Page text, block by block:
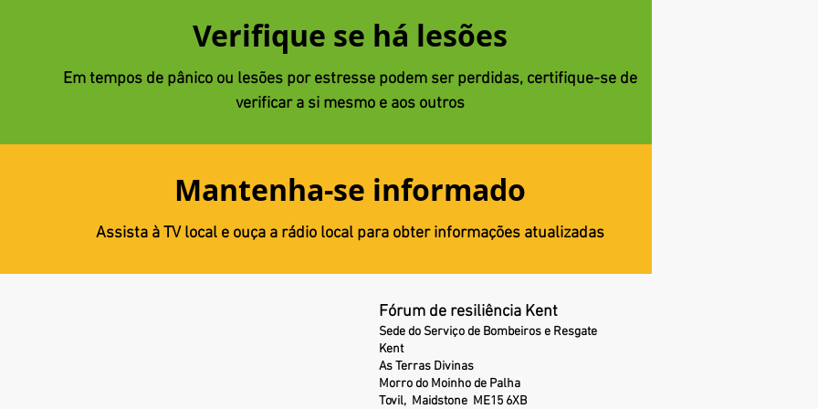
Verifique se há lesões
Em tempos de pânico ou lesões por estresse podem ser perdidas, certifique-se de
verificar a si mesmo e aos outros
Mantenha-se informado
Assista à TV local e ouça a rádio local para obter informações atualizadas
Fórum de resiliência Kent
Sede do Serviço de Bombeiros e Resgate
Kent
As Terras Divinas
Morro do Moinho de Palha
Tovil, Maidstone ME15 6XB